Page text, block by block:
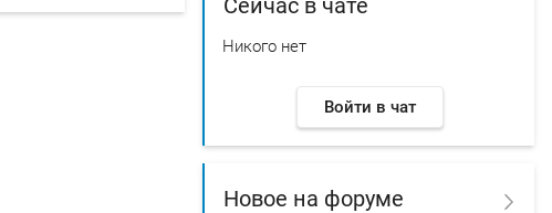
Никого нет
Войти в чат
Новое на форуме